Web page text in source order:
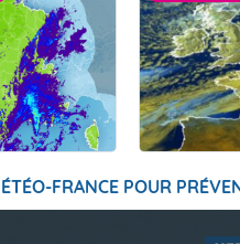
FRANCE POUR